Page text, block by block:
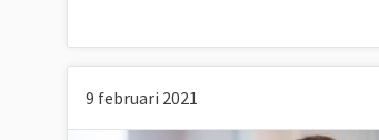
9 februari 2021